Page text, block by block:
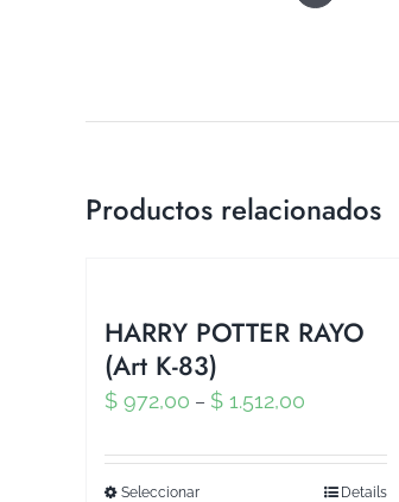
Productos relacionados
HARRY POTTER RAYO
(Art K-83)
$ 972,00 – $ 1.512,00
Seleccionar
Details